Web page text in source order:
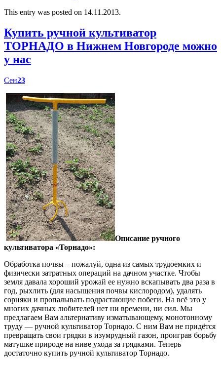
This entry was posted on 14.11.2013.
Купить ручной культиватор
ТОРНАДО в Нижнем Новгороде можно
у нас
Сен23
Описание ручного
культиватора «Торнадо»:
Обработка почвы – пожалуй, одна из самых трудоемких и
физически затратных операций на дачном участке. Чтобы
земля давала хороший урожай ее нужно вскапывать два раза в
год, рыхлить (для насыщения почвы кислородом), удалять
сорняки и пропалывать подрастающие побеги. На всё это у
многих дачных любителей нет ни времени, ни сил. Мы
предлагаем Вам альтернативу изматывающему, монотонному
труду — ручной культиватор Торнадо. С ним Вам не придётся
превращать свои грядки в изумрудный газон, проиграв борьбу
матушке природе на ниве ухода за грядками. Теперь
достаточно купить ручной культиватор Торнадо.